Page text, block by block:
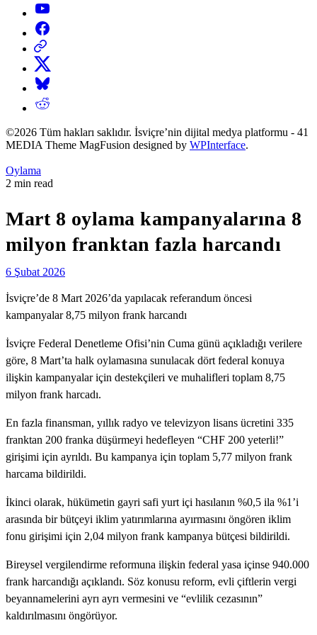
YouTube
Facebook
Threads
X
Bluesky
Reddit
©2026 Tüm hakları saklıdır. İsviçre’nin dijital medya platformu - 41
MEDIA Theme MagFusion designed by WPInterface.
Posted
in
Oylama
Estimated
2 min read
Mart 8 oylama kampanyalarına 8
milyon franktan fazla harcandı
6 Şubat 2026
İsviçre’de 8 Mart 2026’da yapılacak referandum öncesi
kampanyalar 8,75 milyon frank harcandı
İsviçre Federal Denetleme Ofisi’nin Cuma günü açıkladığı verilere
göre, 8 Mart’ta halk oylamasına sunulacak dört federal konuya
ilişkin kampanyalar için destekçileri ve muhalifleri toplam 8,75
milyon frank harcadı.
En fazla finansman, yıllık radyo ve televizyon lisans ücretini 335
franktan 200 franka düşürmeyi hedefleyen “CHF 200 yeterli!”
girişimi için ayrıldı. Bu kampanya için toplam 5,77 milyon frank
harcama bildirildi.
İkinci olarak, hükümetin gayri safi yurt içi hasılanın %0,5 ila %1’i
arasında bir bütçeyi iklim yatırımlarına ayırmasını öngören iklim
fonu girişimi için 2,04 milyon frank kampanya bütçesi bildirildi.
Bireysel vergilendirme reformuna ilişkin federal yasa içinse 940.000
frank harcandığı açıklandı. Söz konusu reform, evli çiftlerin vergi
beyannamelerini ayrı ayrı vermesini ve “evlilik cezasının”
kaldırılmasını öngörüyor.